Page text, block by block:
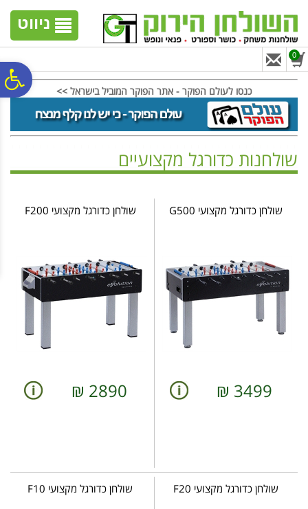
נגישות
אתר
המרכזי
ניווט
0
כנסו לעולם הפוקר - אתר הפוקר המוביל בישראל >>
שולחנות כדורגל מקצועיים
שולחן כדורגל מקצועי G500
3499
₪
שולחן כדורגל מקצועי F200
2890
₪
שולחן כדורגל מקצועי F20 שולחן כדורגל מקצועי F10